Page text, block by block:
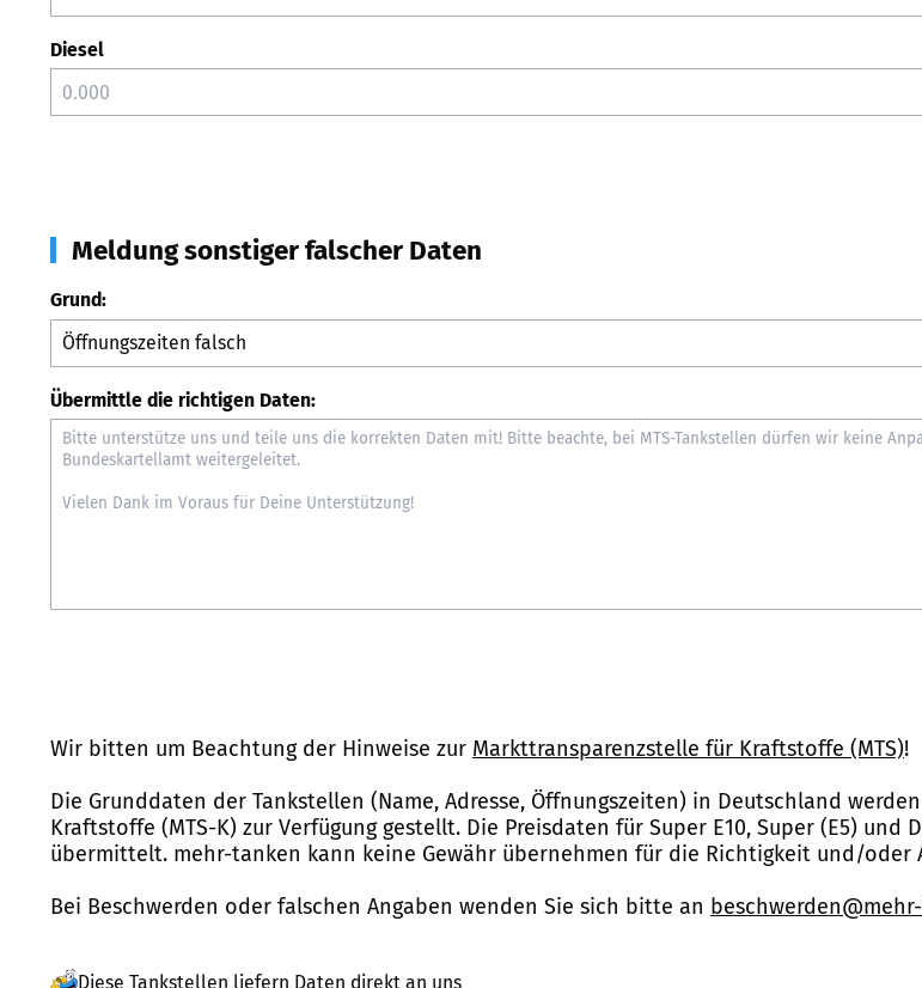
Diesel
Meldung sonstiger falscher Daten
Grund:
Übermittle die richtigen Daten:
Wir bitten um Beachtung der Hinweise zur Markttransparenzstelle für Kraftstoffe (MTS)!
Die Grunddaten der Tankstellen (Name, Adresse, Öffnungszeiten) in Deutschland
Kraftstoffe (MTS-K) zur Verfügung gestellt. Die Preisdaten für Super E10, Super (E5) und
übermittelt. mehr-tanken kann keine Gewähr übernehmen für die Richtigkeit und/
Bei Beschwerden oder falschen Angaben wenden Sie sich bitte an
Diese Tankstellen liefern Daten direkt an uns